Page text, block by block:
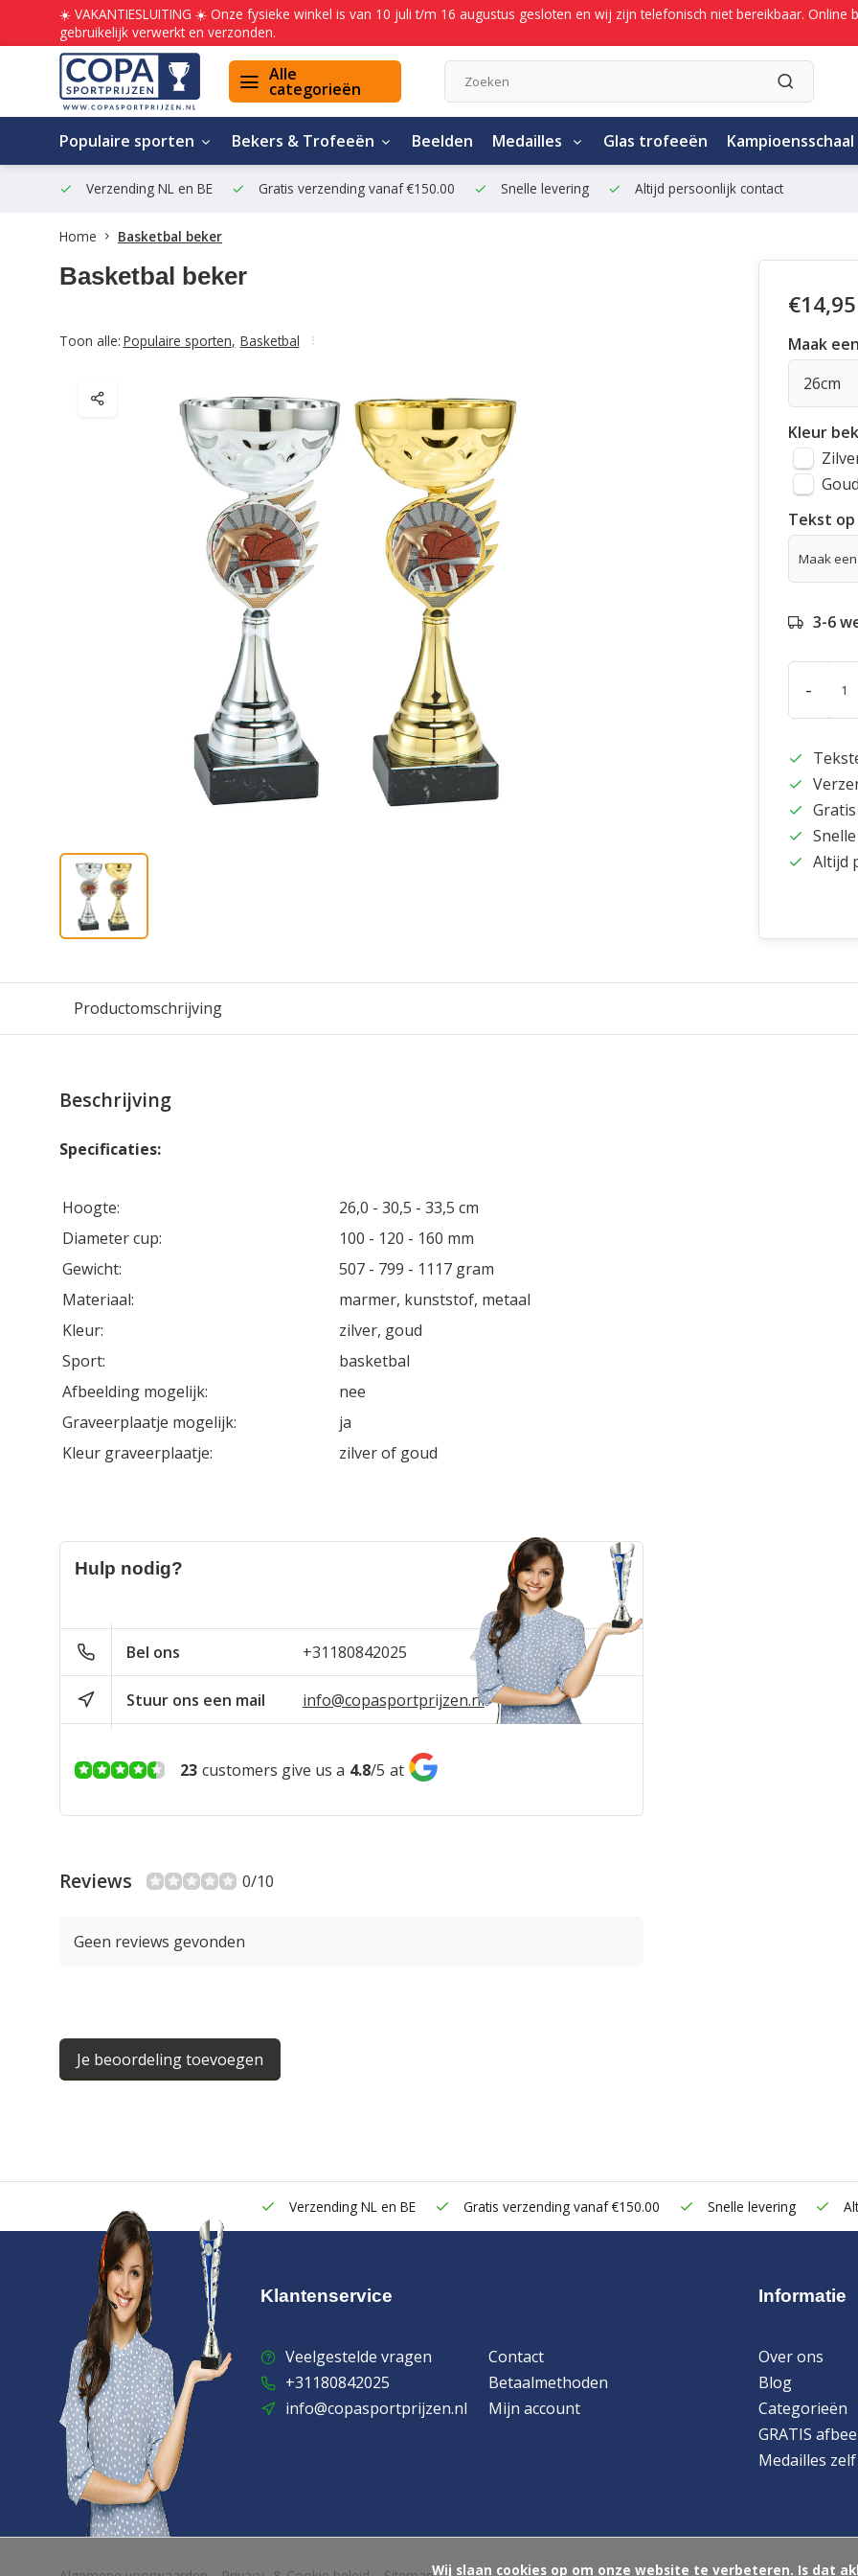
☀️ VAKANTIESLUITING ☀️ Onze fysieke winkel is van 10 juli t/m 16 augustus gesloten en wij zijn telefonisch niet bereikbaar.
gebruikelijk verwerkt en verzonden.
Alle
categorieën
Populaire sporten Bekers & Trofeeën Beelden Medailles Glas trofeeën Kampioensschaal
Verzending NL en BE Gratis verzending vanaf €150.00 Snelle levering Altijd persoonlijk contact
Home Basketbal beker
Basketbal beker
Toon alle: Populaire sporten, Basketbal
€14,95
Maak
26cm
Kleur
Goud
Tekst
3-6
-
Altijd
Productomschrijving
Beschrijving
Specificaties:
Hoogte:
26,0 - 30,5 - 33,5 cm
Diameter cup:
100 - 120 - 160 mm
Gewicht:
507 - 799 - 1117 gram
Materiaal:
marmer, kunststof, metaal
Kleur:
zilver, goud
Sport:
basketbal
Afbeelding mogelijk:
nee
Graveerplaatje mogelijk:
ja
Kleur graveerplaatje:
zilver of goud
Hulp nodig?
Bel ons +31180842025
Stuur ons een mail info@copasportprijzen.nl
23 customers give us a 4.8/5 at
Reviews 0/10
Geen reviews gevonden
Je beoordeling toevoegen
Verzending NL en BE Gratis verzending vanaf €150.00 Snelle levering
Klantenservice
Veelgestelde vragen
+31180842025
info@copasportprijzen.nl
Contact
Betaalmethoden
Mijn account
Informatie
Over ons
Blog
Categorieën
GRATIS
Medailles
            Wij slaan cookies op om onze website te verbeteren. Is dat akkoord?